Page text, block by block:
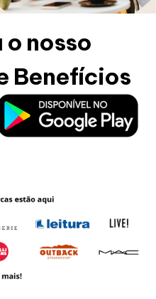
nosso
Benefícios